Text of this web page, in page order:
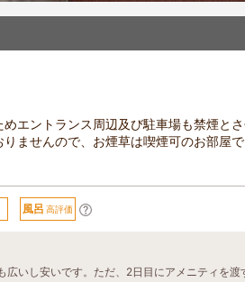
エントランス周辺及び駐車場も禁煙と
ませんので、お煙草は喫煙可のお部屋
風呂 高評価